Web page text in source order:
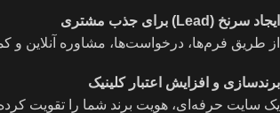
ایجاد سرنخ (Lead) برای جذب مشتری
از طریق فرم‌ها، درخواست‌ها، مشاوره آنلاین
برندسازی و افزایش اعتبار کلینیک
یک سایت حرفه‌ای، هویت برند شما را تقویت